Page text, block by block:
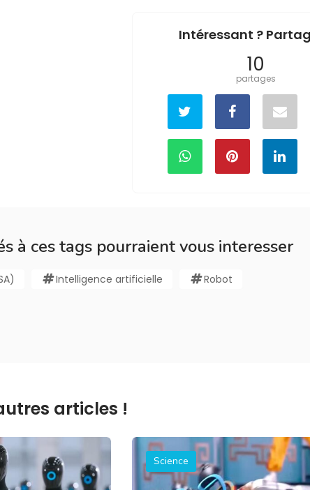
Intéressant ?
10
partages
à ces tags pourraient vous interesser
Intelligence artificielle Robot
articles !
Science